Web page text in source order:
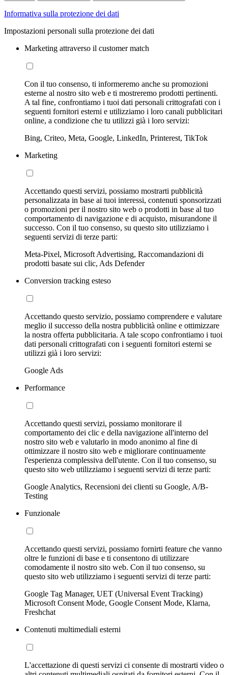
Informativa sulla protezione dei dati
Impostazioni personali sulla protezione dei dati
Marketing attraverso il customer match
Con il tuo consenso, ti informeremo anche su promozioni
esterne al nostro sito web e ti mostreremo prodotti pertinenti.
A tal fine, confrontiamo i tuoi dati personali crittografati con i
seguenti fornitori esterni e utilizziamo i loro canali pubblicitari
online, a condizione che tu utilizzi già i loro servizi:
Bing, Criteo, Meta, Google, LinkedIn, Printerest, TikTok
Marketing
Accettando questi servizi, possiamo mostrarti pubblicità
personalizzata in base ai tuoi interessi, contenuti sponsorizzati
o promozioni per il nostro sito web o prodotti in base al tuo
comportamento di navigazione e di acquisto, misurandone il
successo. Con il tuo consenso, su questo sito utilizziamo i
seguenti servizi di terze parti:
Meta-Pixel, Microsoft Advertising, Raccomandazioni di
prodotti basate sui clic, Ads Defender
Conversion tracking esteso
Accettando questo servizio, possiamo comprendere e valutare
meglio il successo della nostra pubblicità online e ottimizzare
la nostra offerta pubblicitaria. A tale scopo confrontiamo i tuoi
dati personali crittografati con i seguenti fornitori esterni se
utilizzi già i loro servizi:
Google Ads
Performance
Accettando questi servizi, possiamo monitorare il
comportamento dei clic e della navigazione all'interno del
nostro sito web e valutarlo in modo anonimo al fine di
ottimizzare il nostro sito web e migliorare continuamente
l'esperienza complessiva dell'utente. Con il tuo consenso, su
questo sito web utilizziamo i seguenti servizi di terze parti:
Google Analytics, Recensioni dei clienti su Google, A/B-
Testing
Funzionale
Accettando questi servizi, possiamo fornirti feature che vanno
oltre le funzioni di base e ti consentono di utilizzare
comodamente il nostro sito web. Con il tuo consenso, su
questo sito web utilizziamo i seguenti servizi di terze parti:
Google Tag Manager, UET (Universal Event Tracking)
Microsoft Consent Mode, Google Consent Mode, Klarna,
Freshchat
Contenuti multimediali esterni
L'accettazione di questi servizi ci consente di mostrarti video o